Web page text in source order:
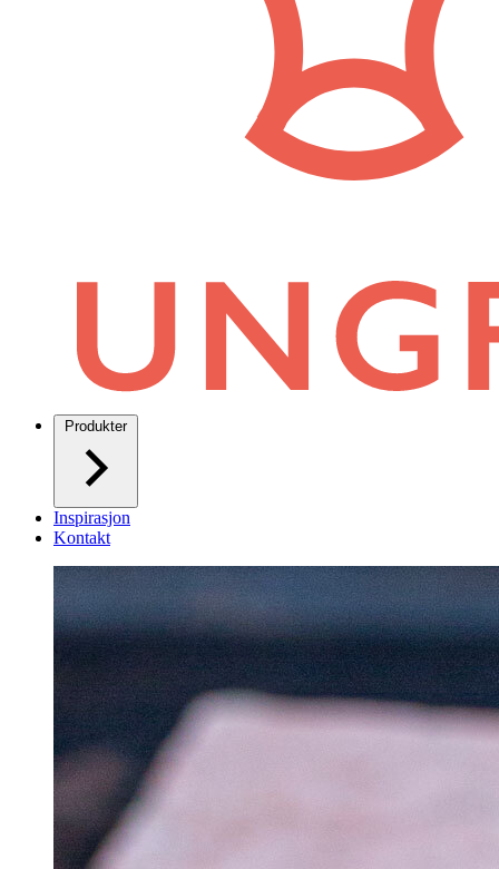
Produkter
Inspirasjon
Kontakt